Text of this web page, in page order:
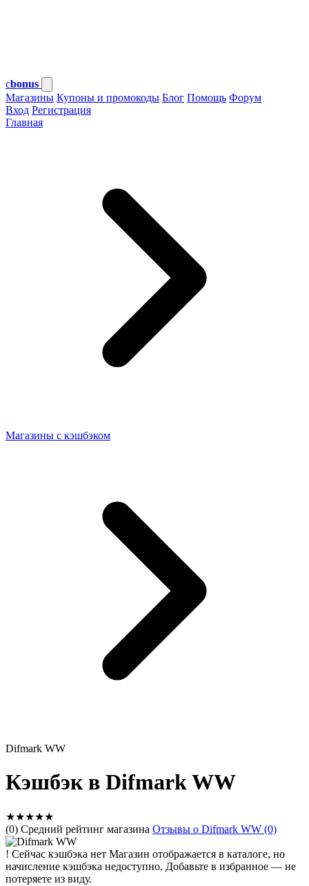
cbonus
Магазины Купоны и промокоды Блог Помощь Форум
Вход Регистрация
Главная
Магазины с кэшбэком
Difmark WW
Кэшбэк в Difmark WW
★★★★★
(0) Средний рейтинг магазина Отзывы о Difmark WW (0)
! Сейчас кэшбэка нет Магазин отображается в каталоге, но
начисление кэшбэка недоступно. Добавьте в избранное — не
потеряете из виду.